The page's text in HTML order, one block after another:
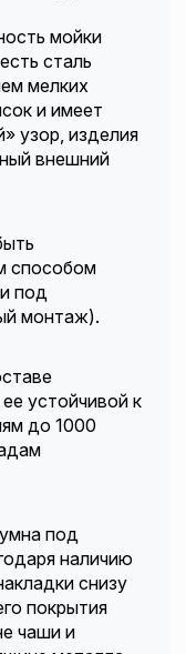
мойки
сталь
мелких
и имеет
узор, изделия
внешний
способом
под
монтаж).
устойчивой к
до 1000
под
наличию
снизу
покрытия
чаши и